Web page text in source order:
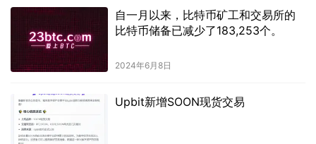
自一月以来，比特币矿工和交易所的
比特币储备已减少了183,253个。
2024年6月8日
Upbit新增SOON现货交易